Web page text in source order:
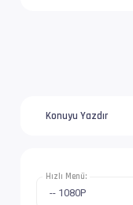
İz Adı
Konuyu Yazdır
Hızlı Menü: